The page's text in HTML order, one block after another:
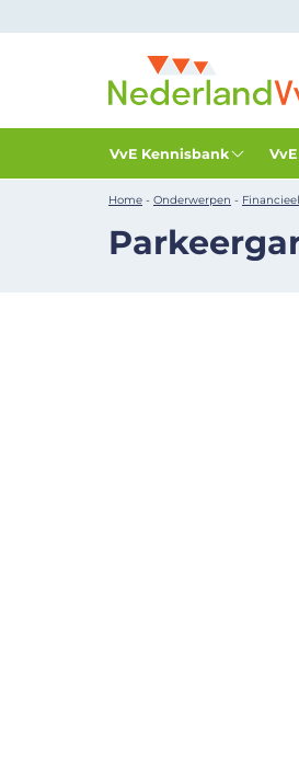
VvE Kennisbank
Home - Onderwerpen - Financieel